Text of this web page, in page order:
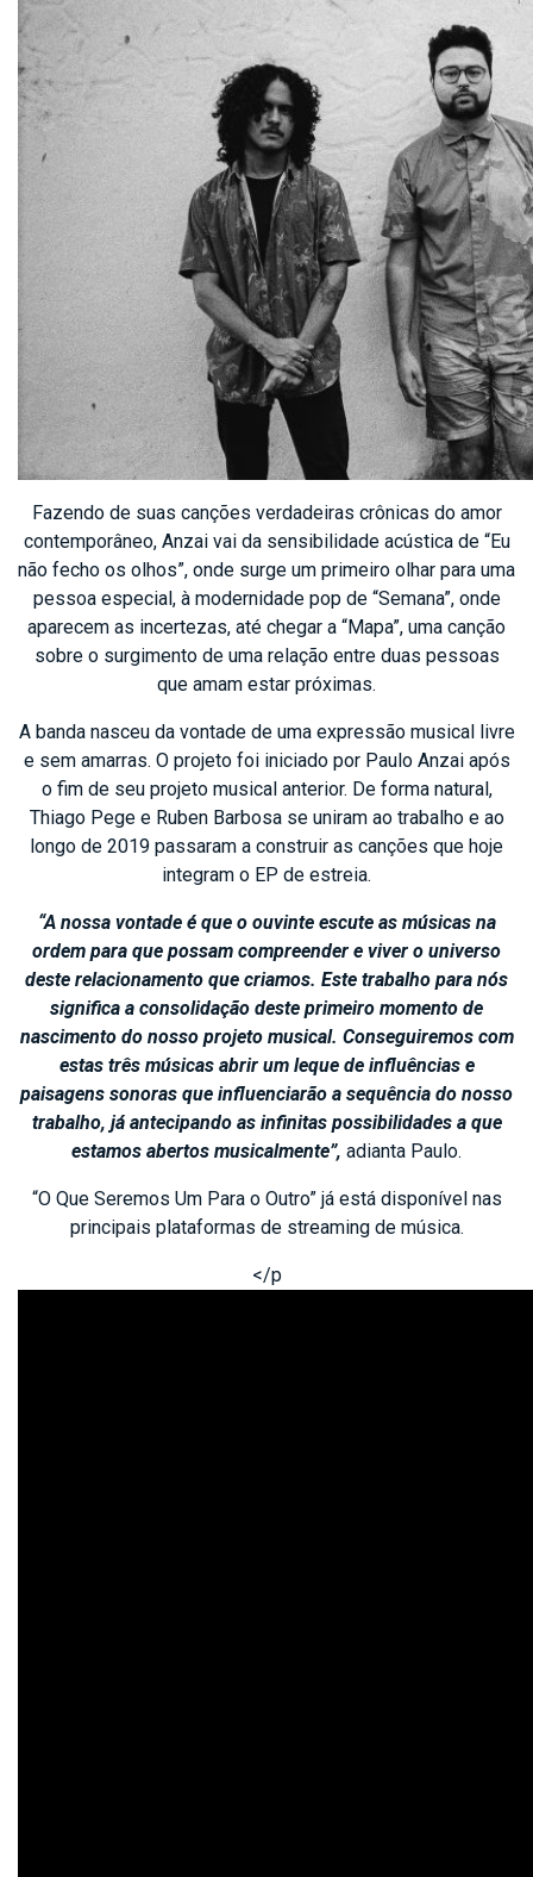
Fazendo de suas canções verdadeiras crônicas do amor
contemporâneo, Anzai vai da sensibilidade acústica de “Eu
não fecho os olhos”, onde surge um primeiro olhar para uma
pessoa especial, à modernidade pop de “Semana”, onde
aparecem as incertezas, até chegar a “Mapa”, uma canção
sobre o surgimento de uma relação entre duas pessoas
que amam estar próximas.
A banda nasceu da vontade de uma expressão musical livre
e sem amarras. O projeto foi iniciado por Paulo Anzai após
o fim de seu projeto musical anterior. De forma natural,
Thiago Pege e Ruben Barbosa se uniram ao trabalho e ao
longo de 2019 passaram a construir as canções que hoje
integram o EP de estreia.
“A nossa vontade é que o ouvinte escute as músicas na
ordem para que possam compreender e viver o universo
deste relacionamento que criamos. Este trabalho para nós
significa a consolidação deste primeiro momento de
nascimento do nosso projeto musical. Conseguiremos com
estas três músicas abrir um leque de influências e
paisagens sonoras que influenciarão a sequência do nosso
trabalho, já antecipando as infinitas possibilidades a que
estamos abertos musicalmente”, adianta Paulo.
“O Que Seremos Um Para o Outro” já está disponível nas
principais plataformas de streaming de música.
</p